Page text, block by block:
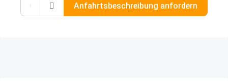
Anfahrtsbeschreibung anfordern